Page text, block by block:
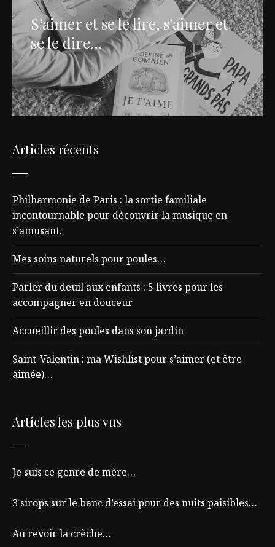
S’aimer et se le lire, s’aimer et
se le dire…
Articles récents
Philharmonie de Paris : la sortie familiale
incontournable pour découvrir la musique en
s’amusant.
Mes soins naturels pour poules…
Parler du deuil aux enfants : 5 livres pour les
accompagner en douceur
Accueillir des poules dans son jardin
Saint-Valentin : ma Wishlist pour s’aimer (et être
aimée)…
Articles les plus vus
Je suis ce genre de mère…
3 sirops sur le banc d’essai pour des nuits paisibles…
Au revoir la crèche…